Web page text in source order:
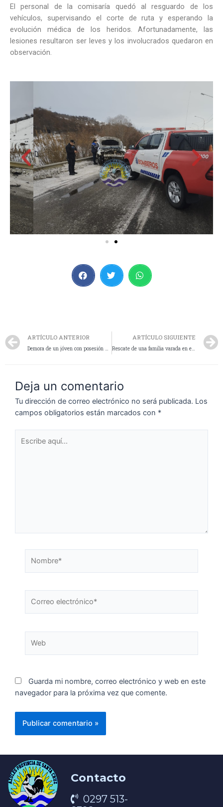
El personal de la comisaría quedó al resguardo de los
vehículos, supervisando el corte de ruta y esperando la
evolución médica de los heridos. Afortunadamente, las
lesiones resultaron ser leves y los involucrados quedaron en
observación.
ARTÍCULO ANTERIOR ARTÍCULO SIGUIENTE
Rescate de una familia varada en el sector primavera
Deja un comentario
Tu dirección de correo electrónico no será publicada. Los
campos obligatorios están marcados con *
Guarda mi nombre, correo electrónico y web en este
navegador para la próxima vez que comente.
Contacto
0297 513-